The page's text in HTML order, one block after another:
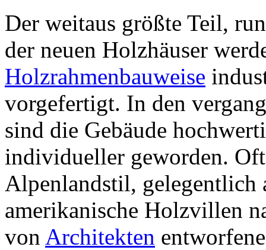
Der weitaus größte Teil,
der neuen Holzhäuser
Holzrahmenbauweise
vorgefertigt. In den
sind die Gebäude
individueller geworden.
Alpenlandstil, gelegentlich
amerikanische Holzvillen
von Architekten